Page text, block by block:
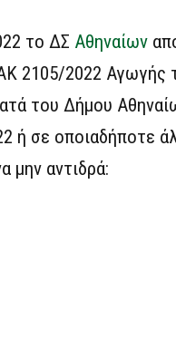
το ΔΣ Αθηναίων
2105/2022 Αγωγής
του Δήμου
ή σε οποιαδήποτε
μην αντιδρά: